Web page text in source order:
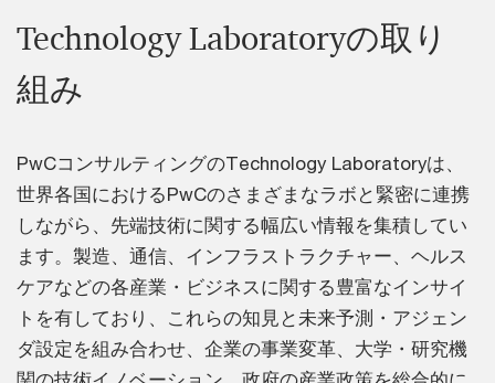
Technology Laboratoryの取り
組み
PwCコンサルティングのTechnology Laboratoryは、
世界各国におけるPwCのさまざまなラボと緊密に連携
しながら、先端技術に関する幅広い情報を集積してい
ます。製造、通信、インフラストラクチャー、ヘルス
ケアなどの各産業・ビジネスに関する豊富なインサイ
トを有しており、これらの知見と未来予測・アジェン
ダ設定を組み合わせ、企業の事業変革、大学・研究機